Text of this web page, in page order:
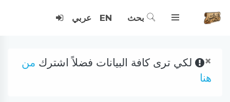
بحث EN عربي
× لكي ترى كافة البيانات فضلاً اشترك من
هنا